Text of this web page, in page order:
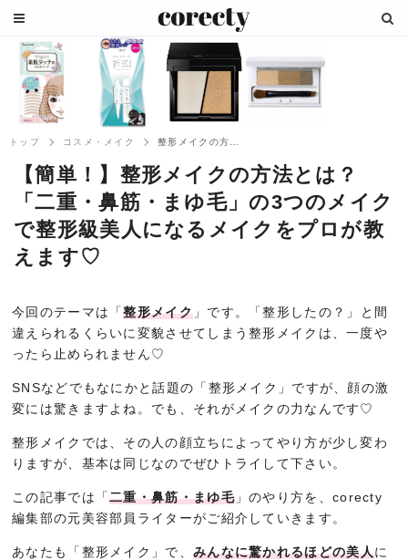
トップ コスメ・メイク
【簡単！】整形メイクの方法とは？
「二重・鼻筋・まゆ毛」の3つのメイク
で整形級美人になるメイクをプロが教
えます♡
今回のテーマは「整形メイク」です。「整形したの？」と間
違えられるくらいに変貌させてしまう整形メイクは、一度や
ったら止められません♡
SNSなどでもなにかと話題の「整形メイク」ですが、顔の激
変には驚きますよね。でも、それがメイクの力なんです♡
整形メイクでは、その人の顔立ちによってやり方が少し変わ
りますが、基本は同じなのでぜひトライして下さい。
この記事では「二重・鼻筋・まゆ毛」のやり方を、corecty
編集部の元美容部員ライターがご紹介していきます。
あなたも「整形メイク」で、 みんなに驚かれるほどの美人に